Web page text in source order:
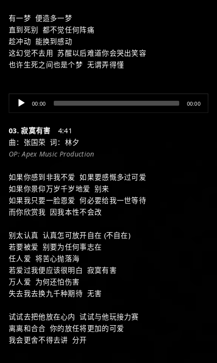
有一梦 便造多一梦
直到死别 都不觉任何阵痛
趁冲动 能换到感动
这幻觉不去用 苏醒以后难道你会哭出笑容
也许生死之间也是个梦 无谓弄得懂
Audio
Player
00:00 00:00
03. 寂寞有害 4:41
曲：张国荣 词：林夕
OP: Apex Music Production
如果你感到非我不爱 如果要感慨多过可爱
如果你景仰万岁千岁地爱 别来
如果我只要一脸恩爱 何必要给我一世等待
而你欣赏我 因我本性不会改
别太认真 认真怎可放开自在 (不自在)
若要被爱 别要为任何事志在
任人爱 将苦心抛落海
若爱过我便应该很明白 寂寞有害
万人爱 为何还怕伤害
失去我去换九千种期待 无害
试试去把他放在心内 试试与他玩接力赛
离离和合合 你的放任将更加的可爱
我会更舍不得去讲 分开